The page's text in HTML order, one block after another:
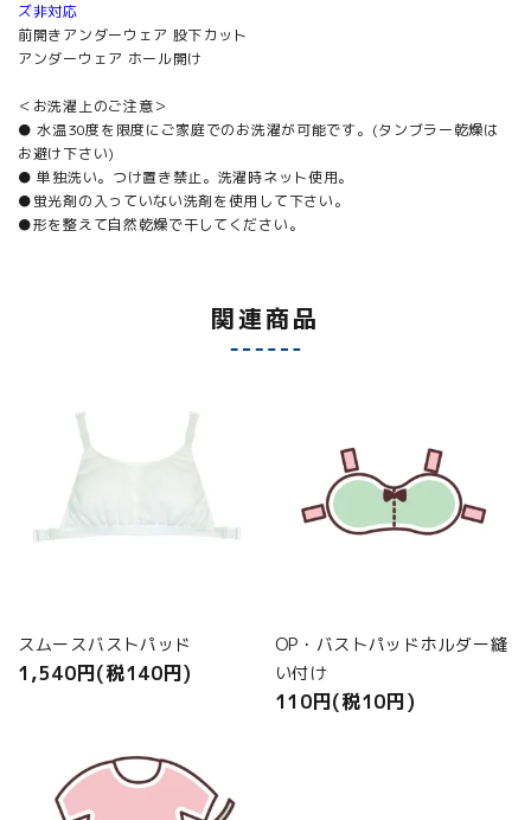
ズ非対応
前開きアンダーウェア 股下カット
アンダーウェア ホール開け
＜お洗濯上のご注意＞
● 水温30度を限度にご家庭でのお洗濯が可能です。(タンブラー乾燥は
お避け下さい)
● 単独洗い。つけ置き禁止。洗濯時ネット使用。
●蛍光剤の入っていない洗剤を使用して下さい。
●形を整えて自然乾燥で干してください。
関連商品
スムースバストパッド
1,540円(税140円)
OP・バストパッドホルダー縫
い付け
110円(税10円)